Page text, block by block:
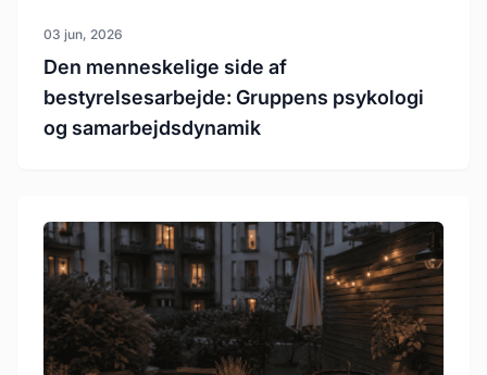
03 jun, 2026
Den menneskelige side af
bestyrelsesarbejde: Gruppens psykologi
og samarbejdsdynamik